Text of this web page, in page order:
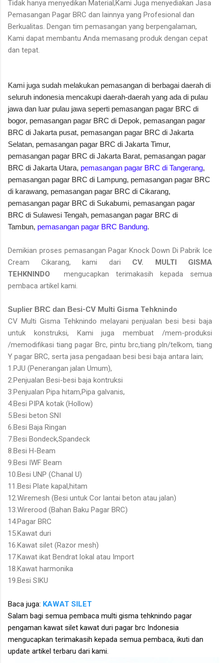
Tidak hanya menyedikan Material,Kami Juga menyediakan Jasa
Pemasangan Pagar BRC dan lainnya yang Profesional dan
Berkualitas. Dengan tim pemasangan yang berpengalaman,
Kami dapat membantu Anda memasang produk dengan cepat
dan tepat.
Kami juga sudah melakukan pemasangan di berbagai daerah di
seluruh indonesia mencakupi daerah-daerah yang ada di pulau
jawa dan luar pulau jawa seperti pemasangan pagar BRC di
bogor, pemasangan pagar BRC di Depok, pemasangan pagar
BRC di Jakarta pusat, pemasangan pagar BRC di Jakarta
Selatan, pemasangan pagar BRC di Jakarta Timur,
pemasangan pagar BRC di Jakarta Barat, pemasangan pagar
BRC di Jakarta Utara, pemasangan pagar BRC di Tangerang,
pemasangan pagar BRC di Lampung, pemasangan pagar BRC
di karawang, pemasangan pagar BRC di Cikarang,
pemasangan pagar BRC di Sukabumi, pemasangan pagar
BRC di Sulawesi Tengah, pemasangan pagar BRC di
Tambun, pemasangan pagar BRC Bandung.
Demikian proses pemasangan Pagar Knock Down Di Pabrik Ice
Cream Cikarang, kami dari CV.
MULTI GISMA
TEHKNINDO mengucapkan terimakasih kepada semua
pembaca artikel kami.
Suplier BRC dan Besi-CV Multi Gisma Tehknindo
CV Multi Gisma Tehknindo melayani penjualan besi besi baja
untuk konstruksi, Kami juga membuat /mem-produksi
/memodifikasi tiang pagar Brc, pintu brc,tiang pln/telkom, tiang
Y pagar BRC, serta jasa pengadaan besi besi baja antara lain;
1.PJU (Penerangan jalan Umum),
2.Penjualan Besi-besi baja kontruksi
3.Penjualan Pipa hitam,Pipa galvanis,
4.Besi PIPA kotak (Hollow)
5.Besi beton SNI
6.Besi Baja Ringan
7.Besi Bondeck,Spandeck
8.Besi H-Beam
9.Besi IWF Beam
10.Besi UNP (Chanal U)
11.Besi Plate kapal,hitam
12.Wiremesh (Besi untuk Cor lantai beton atau jalan)
13.Wirerood (Bahan Baku Pagar BRC)
14.Pagar BRC
15.Kawat duri
16.Kawat silet (Razor mesh)
17.Kawat ikat Bendrat lokal atau Import
18.Kawat harmonika
19.Besi SIKU
Baca juga: KAWAT SILET
Salam bagi semua pembaca multi gisma tehknindo pagar
pengaman kawat silet kawat duri pagar brc Indonesia
mengucapkan terimakasih kepada semua pembaca, ikuti dan
update artikel terbaru dari kami.